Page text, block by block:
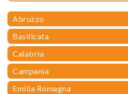
Abruzzo
Basilicata
Calabria
Campania
Emilia Romagna